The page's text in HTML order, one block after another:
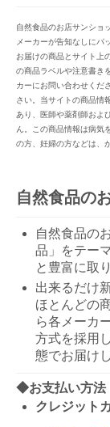
自然食品のお店サンショ
メーカーが告知なしにパ
お届けの商品とサイト上
の商品ラベルや注意書き
カーにお問い合わせくだ
さい。当サイトの商品情
あり、医師や薬剤師およ
ん。この商品情報は病気
の方、妊婦の方などは、
自然食品の
自然食品の
品」をテー
と豊富に取
出来るだけ
ほとんどの
ら各メーカ
方式を採用
態でお届け
◆お支払い方法
クレジット